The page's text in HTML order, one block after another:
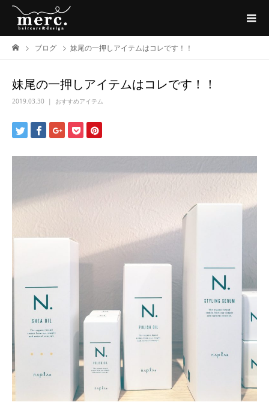
ブログ 妹尾の一押しアイテムはコレです！！
妹尾の一押しアイテムはコレです！！
2019.03.30 おすすめアイテム